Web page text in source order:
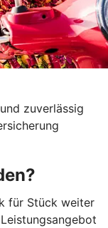
zuverlässig
für Stück weiter